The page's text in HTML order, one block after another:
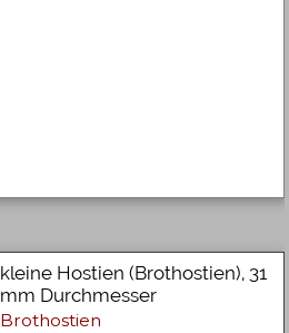
kleine Hostien (Brothostien), 31
mm Durchmesser
Brothostien